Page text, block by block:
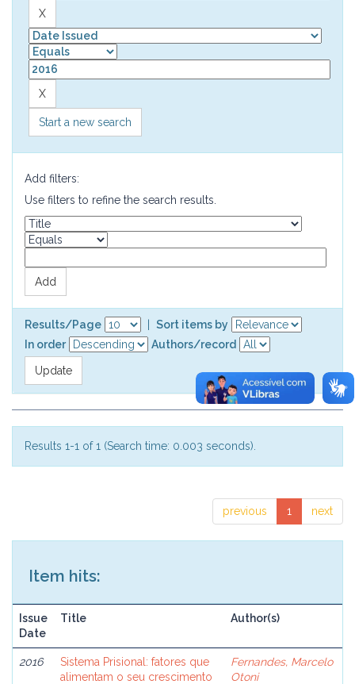
Start a new search
Add filters:
Use filters to refine the search results.
Results/Page
Sort items by
In order
Authors/record
Results 1-1 of 1 (Search time: 0.003 seconds).
previous 1 next
Item hits:
Issue
Date
Title Author(s)
2016
Sistema Prisional: fatores que
alimentam o seu crescimento
Fernandes, Marcelo
Otoni